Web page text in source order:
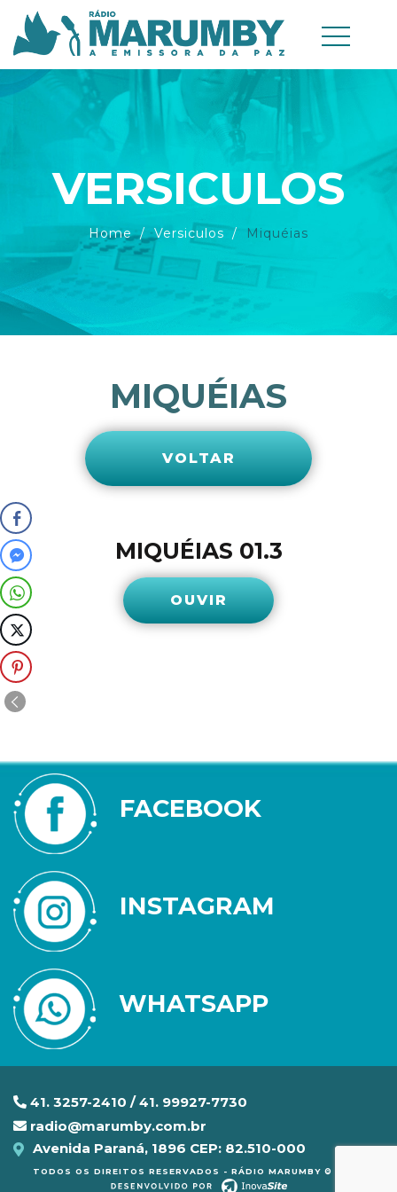
VERSICULOS
Home Versiculos Miquéias
MIQUÉIAS
VOLTAR
MIQUÉIAS 01.3
OUVIR
FACEBOOK
INSTAGRAM
WHATSAPP
41. 3257-2410 / 41. 99927-7730
radio@marumby.com.br
Avenida Paraná, 1896 CEP: 82.510-000
TODOS OS DIREITOS RESERVADOS - RÁDIO MARUMBY © 2020